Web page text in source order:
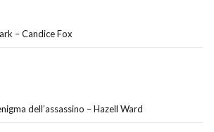
– Candice Fox
dell’assassino – Hazell Ward